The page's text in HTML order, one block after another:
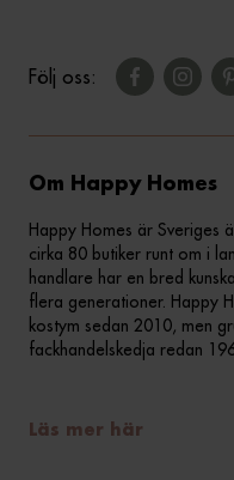
Följ oss:
Om Happy Homes
Happy Homes är Sveriges
cirka 80 butiker runt om i
handlare har en bred
flera generationer. Happy
kostym sedan 2010, men
fackhandelskedja redan
Läs mer här